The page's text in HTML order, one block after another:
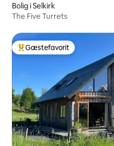
Bolig i Selkirk
The Five Turrets
Bedste gæstefavorit
Gæstefavorit